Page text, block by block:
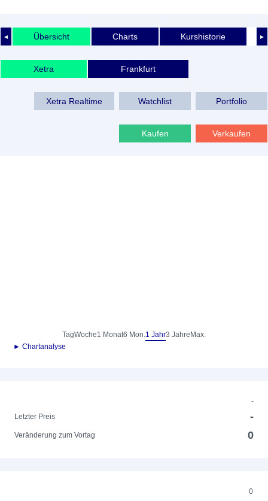
◄ ►
Übersicht Charts Kurshistorie
Xetra Frankfurt
Xetra Realtime Watchlist Portfolio
Kaufen Verkaufen
TagWoche1 Monat6 Mon.1 Jahr3 Jahre Max.
► Chartanalyse
-
Letzter Preis
-
Veränderung zum Vortag 0
0